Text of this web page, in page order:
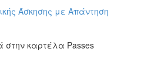
Άσκησης με Απάντηση
καρτέλα Passes